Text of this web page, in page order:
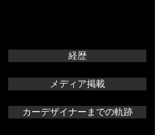
経歴
メディア掲載
カーデザイナーまでの軌跡